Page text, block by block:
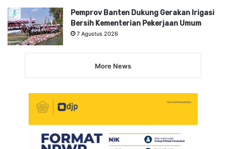
Pemprov Banten Dukung Gerakan Irigasi
Bersih Kementerian Pekerjaan Umum
7 Agustus 2026
More News